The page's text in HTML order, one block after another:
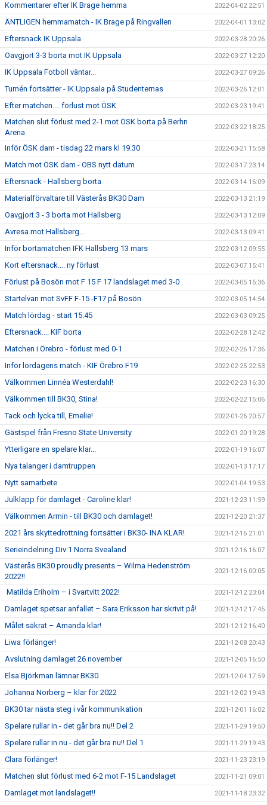
Kommentarer efter IK Brage hemma 2022-04-02 22:51
ÄNTLIGEN hemmamatch - IK Brage på Ringvallen 2022-04-01 13:02
Eftersnack IK Uppsala 2022-03-28 20:26
Oavgjort 3-3 borta mot IK Uppsala 2022-03-27 12:20
IK Uppsala Fotboll väntar... 2022-03-27 09:26
Turnén fortsätter - IK Uppsala på Studenternas 2022-03-26 12:01
Efter matchen.... förlust mot ÖSK 2022-03-23 19:41
Matchen slut förlust med 2-1 mot ÖSK borta på Berhn
Arena
2022-03-22 18:25
Inför ÖSK dam - tisdag 22 mars kl 19.30 2022-03-21 15:58
Match mot ÖSK dam - OBS nytt datum 2022-03-17 23:14
Eftersnack - Hallsberg borta 2022-03-14 16:09
Materialförvaltare till Västerås BK30 Dam 2022-03-13 21:19
Oavgjort 3 - 3 borta mot Hallsberg 2022-03-13 12:09
Avresa mot Hallsberg... 2022-03-13 09:41
Inför bortamatchen IFK Hallsberg 13 mars 2022-03-12 09:55
Kort eftersnack.... ny förlust 2022-03-07 15:41
Förlust på Bosön mot F 15 F 17 landslaget med 3-0 2022-03-05 15:36
Startelvan mot SvFF F-15 -F17 på Bosön 2022-03-05 14:54
Match lördag - start 15.45 2022-03-03 09:25
Eftersnack.... KIF borta 2022-02-28 12:42
Matchen i Örebro - förlust med 0-1 2022-02-26 17:36
Inför lördagens match - KIF Örebro F19 2022-02-25 22:53
Välkommen Linnéa Westerdahl! 2022-02-23 16:30
Välkommen till BK30, Stina! 2022-02-22 15:06
Tack och lycka till, Emelie! 2022-01-26 20:57
Gästspel från Fresno State University 2022-01-20 19:28
Ytterligare en spelare klar... 2022-01-19 16:07
Nya talanger i damtruppen 2022-01-13 17:17
Nytt samarbete 2022-01-04 19:53
Julklapp för damlaget - Caroline klar! 2021-12-23 11:59
Välkommen Armin - till BK30 och damlaget! 2021-12-20 21:37
2021 års skyttedrottning fortsätter i BK30- INA KLAR! 2021-12-16 21:01
Serieindelning Div 1 Norra Svealand 2021-12-16 16:07
Västerås BK30 proudly presents – Wilma Hedenström
2022!!
2021-12-16 00:05
Matilda Eriholm – i Svartvitt 2022! 2021-12-12 23:04
Damlaget spetsar anfallet – Sara Eriksson har skrivit på! 2021-12-12 17:45
Målet säkrat – Amanda klar! 2021-12-12 16:40
Liwa förlänger! 2021-12-08 20:43
Avslutning damlaget 26 november 2021-12-05 16:50
Elsa Björkman lämnar BK30 2021-12-04 17:59
Johanna Norberg – klar för 2022 2021-12-02 19:43
BK30 tar nästa steg i vår kommunikation 2021-12-01 16:02
Spelare rullar in - det går bra nu!! Del 2 2021-11-29 19:50
Spelare rullar in nu - det går bra nu!! Del 1 2021-11-29 19:43
Clara förlänger! 2021-11-23 23:19
Matchen slut förlust med 6-2 mot F-15 Landslaget 2021-11-21 09:01
Damlaget mot landslaget!! 2021-11-18 23:32